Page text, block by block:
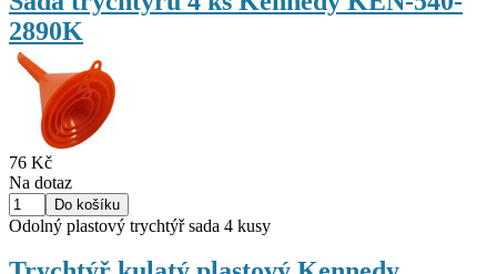
2890K
76 Kč
Na dotaz
Odolný plastový trychtýř sada 4 kusy